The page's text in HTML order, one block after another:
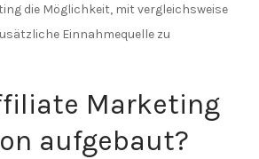
die Möglichkeit, mit vergleichsweise
Einnahmequelle zu
Marketing
aufgebaut?